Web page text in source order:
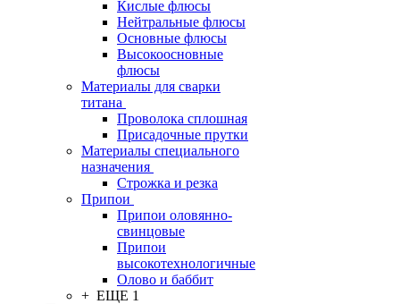
Кислые флюсы
Нейтральные флюсы
Основные флюсы
Высокоосновные
флюсы
Материалы для сварки
титана
Проволока сплошная
Присадочные прутки
Материалы специального
назначения
Строжка и резка
Припои
Припои оловянно-
свинцовые
Припои
высокотехнологичные
Олово и баббит
+ ЕЩЕ 1